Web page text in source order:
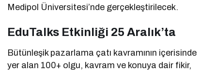
Medipol Üniversitesi’nde gerçekleştirilecek.
EduTalks Etkinliği 25 Aralık’ta
Bütünleşik pazarlama çatı kavramının içerisinde
yer alan 100+ olgu, kavram ve konuya dair fikir,